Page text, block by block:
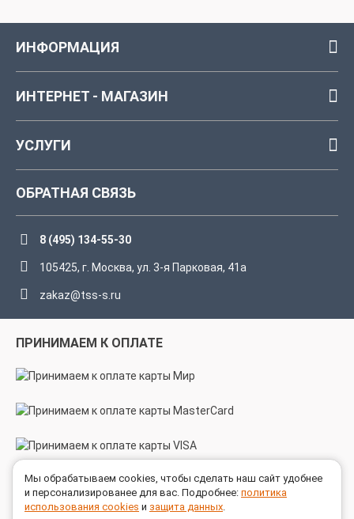
ИНФОРМАЦИЯ
ИНТЕРНЕТ - МАГАЗИН
УСЛУГИ
ОБРАТНАЯ СВЯЗЬ
8 (495) 134-55-30
105425, г. Москва, ул. 3-я Парковая, 41а
zakaz@tss-s.ru
ПРИНИМАЕМ К ОПЛАТЕ
МЫ В СОЦСЕТЯХ
Мы обрабатываем cookies, чтобы сделать наш сайт удобнее
и персонализированее для вас. Подробнее: политика
использования cookies и защита данных.